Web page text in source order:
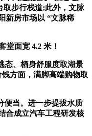
取步行栈道;此外，文脉
新房市场以 “文脉稀
面宽 4.2 米！
态、栖身舒服度取湖景
方面，满脚高端购物取
便当。进一步提拔水质
合成立汽车工程研发核